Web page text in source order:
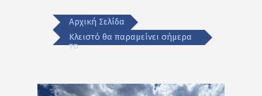
Αρχική Σελίδα
Κλειστό θα παραμείνει σήμερα
το